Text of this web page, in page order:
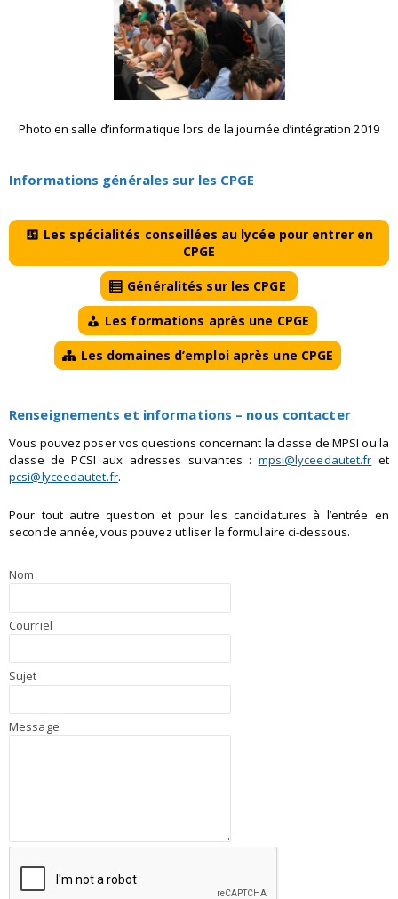
Photo en salle d’informatique lors de la journée d’intégration 2019
Informations générales sur les CPGE
Les spécialités conseillées au lycée pour entrer en
CPGE
Généralités sur les CPGE
Les formations après une CPGE
Les domaines d’emploi après une CPGE
Renseignements et informations – nous contacter
Vous pouvez poser vos questions concernant la classe de MPSI ou la
classe de PCSI aux adresses suivantes : mpsi@lyceedautet.fr et
pcsi@lyceedautet.fr.
Pour tout autre question et pour les candidatures à l’entrée en
seconde année, vous pouvez utiliser le formulaire ci-dessous.
Nom
Courriel
Sujet
Message